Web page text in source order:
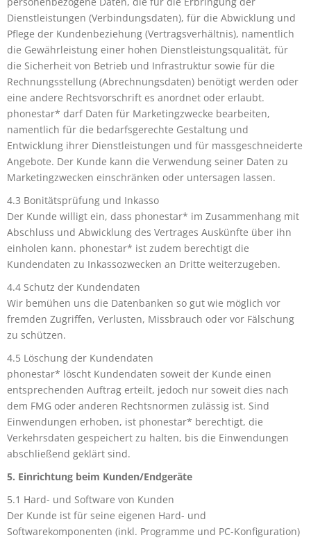
Dienstleistungen (Verbindungsdaten), für die Abwicklung und
Pflege der Kundenbeziehung (Vertragsverhältnis), namentlich
die Gewährleistung einer hohen Dienstleistungsqualität, für
die Sicherheit von Betrieb und Infrastruktur sowie für die
Rechnungsstellung (Abrechnungsdaten) benötigt werden oder
eine andere Rechtsvorschrift es anordnet oder erlaubt.
phonestar* darf Daten für Marketingzwecke bearbeiten,
namentlich für die bedarfsgerechte Gestaltung und
Entwicklung ihrer Dienstleistungen und für massgeschneiderte
Angebote. Der Kunde kann die Verwendung seiner Daten zu
Marketingzwecken einschränken oder untersagen lassen.
4.3 Bonitätsprüfung und Inkasso
Der Kunde willigt ein, dass phonestar* im Zusammenhang mit
Abschluss und Abwicklung des Vertrages Auskünfte über ihn
einholen kann. phonestar* ist zudem berechtigt die
Kundendaten zu Inkassozwecken an Dritte weiterzugeben.
4.4 Schutz der Kundendaten
Wir bemühen uns die Datenbanken so gut wie möglich vor
fremden Zugriffen, Verlusten, Missbrauch oder vor Fälschung
zu schützen.
4.5 Löschung der Kundendaten
phonestar* löscht Kundendaten soweit der Kunde einen
entsprechenden Auftrag erteilt, jedoch nur soweit dies nach
dem FMG oder anderen Rechtsnormen zulässig ist. Sind
Einwendungen erhoben, ist phonestar* berechtigt, die
Verkehrsdaten gespeichert zu halten, bis die Einwendungen
abschließend geklärt sind.
5. Einrichtung beim Kunden/Endgeräte
5.1 Hard- und Software von Kunden
Der Kunde ist für seine eigenen Hard- und
Softwarekomponenten (inkl. Programme und PC-Konfiguration)